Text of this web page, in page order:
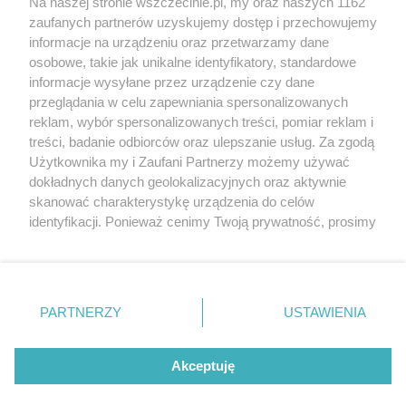
Więcej
20. urodzin portalu
wSzczecinie.pl
Regulamin konkursów
śniadaniówka "Hej
Szczecin! Jest piątek!"
Partnerzy
Praca Szczecin
© 2026 wSzczecinie.pl
Created by GOD
zaufanych partnerów uzyskujemy dostęp i przechowujemy
informacje na urządzeniu oraz przetwarzamy dane
osobowe, takie jak unikalne identyfikatory, standardowe
informacje wysyłane przez urządzenie czy dane
przeglądania w celu zapewniania spersonalizowanych
reklam, wybór spersonalizowanych treści, pomiar reklam i
treści, badanie odbiorców oraz ulepszanie usług. Za zgodą
Użytkownika my i Zaufani Partnerzy możemy używać
dokładnych danych geolokalizacyjnych oraz aktywnie
skanować charakterystykę urządzenia do celów
identyfikacji. Ponieważ cenimy Twoją prywatność, prosimy
prywatności znajdujący się w lewym dolnym rogu strony
. Niektóre rodzaje przetwarzania danych nie wymagają
takiemu przetwarzaniu. Preferencje będą miały
zastosowania tylko na tej witrynie.
PARTNERZY USTAWIENIA
Akceptuję